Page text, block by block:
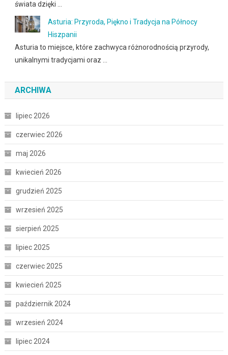
świata dzięki …
Asturia: Przyroda, Piękno i Tradycja na Północy
Hiszpanii
Asturia to miejsce, które zachwyca różnorodnością przyrody,
unikalnymi tradycjami oraz …
ARCHIWA
lipiec 2026
czerwiec 2026
maj 2026
kwiecień 2026
grudzień 2025
wrzesień 2025
sierpień 2025
lipiec 2025
czerwiec 2025
kwiecień 2025
październik 2024
wrzesień 2024
lipiec 2024